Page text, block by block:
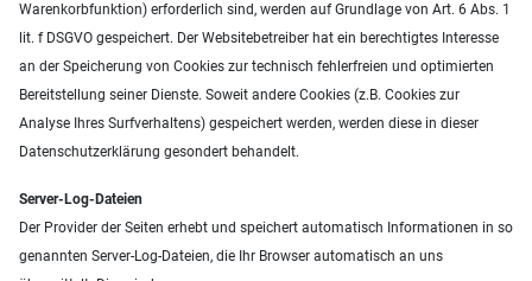
Warenkorbfunktion) erforderlich sind, werden auf Grundlage von Art. 6 Abs. 1
lit. f DSGVO gespeichert. Der Websitebetreiber hat ein berechtigtes Interesse
an der Speicherung von Cookies zur technisch fehlerfreien und optimierten
Bereitstellung seiner Dienste. Soweit andere Cookies (z.B. Cookies zur
Analyse Ihres Surfverhaltens) gespeichert werden, werden diese in dieser
Datenschutzerklärung gesondert behandelt.
Server-Log-Dateien
Der Provider der Seiten erhebt und speichert automatisch Informationen in so
genannten Server-Log-Dateien, die Ihr Browser automatisch an uns